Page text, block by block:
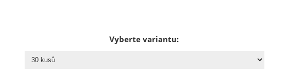
Vyberte variantu: